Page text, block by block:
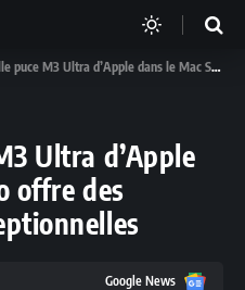
Ultra d’Apple dans le Mac Studio offre des performances exceptionnelles
Ultra d’Apple
offre des
Google News Google